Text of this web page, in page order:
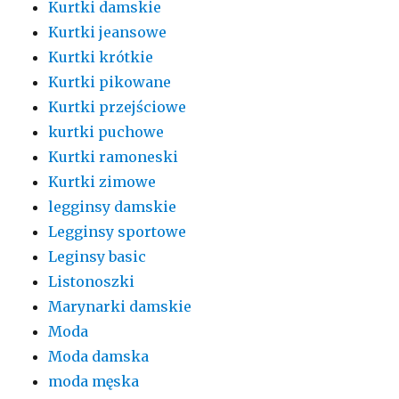
Kurtki damskie
Kurtki jeansowe
Kurtki krótkie
Kurtki pikowane
Kurtki przejściowe
kurtki puchowe
Kurtki ramoneski
Kurtki zimowe
legginsy damskie
Legginsy sportowe
Leginsy basic
Listonoszki
Marynarki damskie
Moda
Moda damska
moda męska